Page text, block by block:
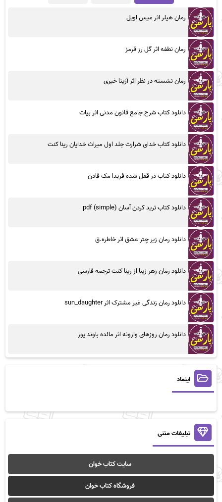
رمان هیلر اثر میس اویل
رمان نطفه اثر گل رز قرمز
رمان نشسته در نظر اثر آزیتا خیری
دانلود کتاب شرح جامع قانون مدنی اثر بیات
دانلود کتاب خدای شرارت جلد اول میراث خدایان رینا کنت
دانلود کتاب در قفل شده فریدا مک فادن
دانلود کتاب ترید کردن آسان (simple) pdf
دانلود رمان زیر چتر عشق اثر خاطره.ق
دانلود رمان زهر زیبا از رینا کنت ترجمه فارسی
دانلود رمان زندگی غیر مشترک اثر sun_daughter
دانلود رمان روزهای وارونه اثر مائده باوند پور
اینماد
تبلیغات متنی
سایت کتاب خوان
فروشگاه کتاب خوان